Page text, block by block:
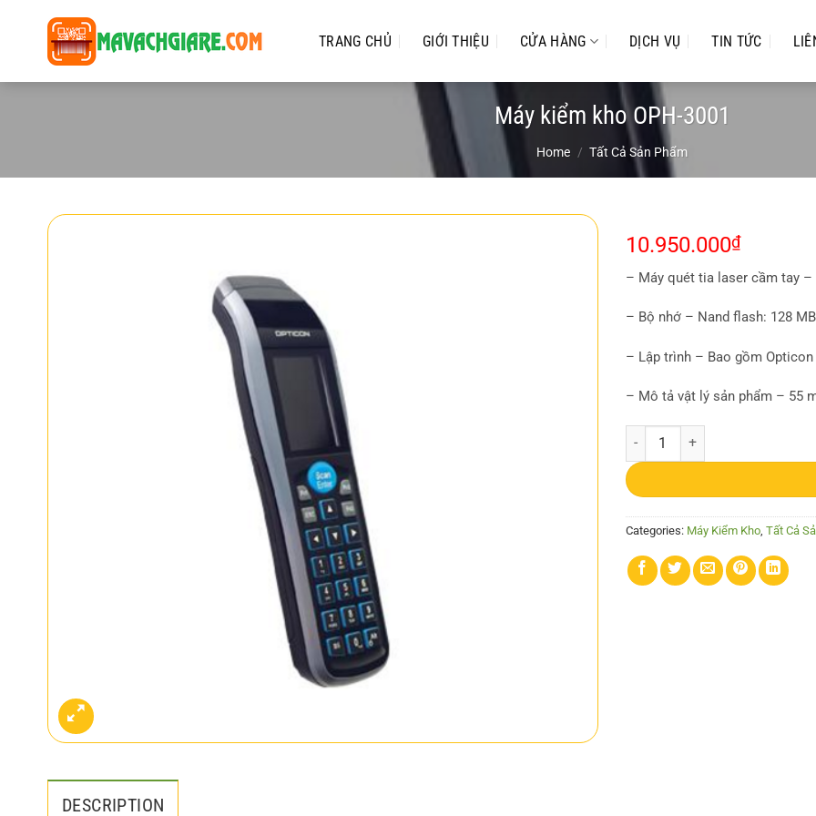
dung
TRANG CHỦ GIỚI THIỆU CỬA HÀNG DỊCH VỤ TIN TỨC
Máy kiểm kho OPH-3001
Home / Tất Cả Sản Phẩm
10.950.000₫
– Máy quét tia laser cầm tay
– Bộ nhớ – Nand flash: 128
– Lập trình – Bao gồm
– Mô tả vật lý sản phẩm – 55
Máy kiểm kho OPH-3001 quantity
Categories: Máy Kiểm Kho Tất Cả
DESCRIPTION